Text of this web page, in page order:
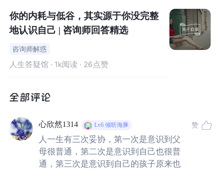
股票价格、房产价格等社会现象、自然现象（气温、降
概率向价值中枢回归的趋势。
你的内耗与低谷，其实源于你没完整
地认识自己 | 咨询师回答精选
咨询师解惑
人生答疑馆 · 1k阅读 · 26点赞
心欣然1314 Lv6 倾听海豚
人一生有三次妥协，第一次是意识到父
母很普通，第二次是意识到自己也很普
通，第三次是意识到自己的孩子原来也
赞